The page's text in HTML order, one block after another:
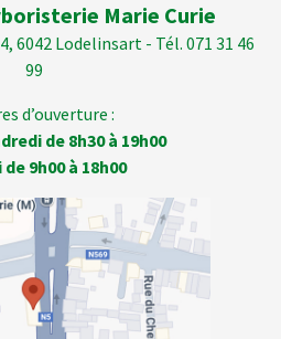
Marie Curie
6042 Lodelinsart - Tél. 071 31 46
99
d’ouverture :
de 8h30 à 19h00
9h00 à 18h00